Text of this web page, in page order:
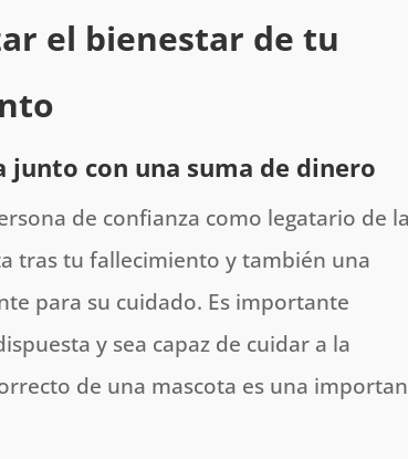
el bienestar de tu
junto con una suma de dinero
de confianza como legatario de
tras tu fallecimiento y también una
para su cuidado. Es importante
y sea capaz de cuidar a la
de una mascota es una